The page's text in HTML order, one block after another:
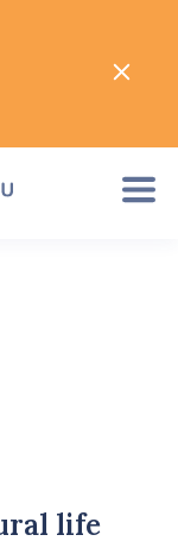
life